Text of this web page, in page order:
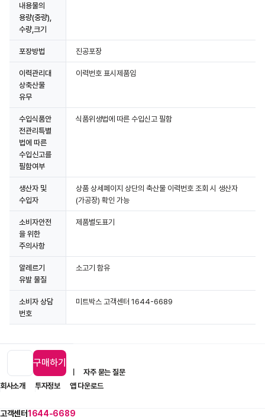
상세정보 더보기
내용물의
용량(중량),
수량,크기
포장방법 진공포장
이력관리대
상축산물
유무
이력번호 표시제품임
수입식품안
전관리특별
법에 따른
수입신고를
필함여부
식품위생법에 따른 수입신고 필함
생산자 및
수입자
상품 상세페이지 상단의 축산물 이력번호 조회 시 생산자
(가공장) 확인 가능
소비자안전
을 위한
주의사항
제품별도표기
알레르기
유발 물질
소고기 함유
소비자 상담
번호
미트박스 고객센터 1644-6689
구매하기
고객센터1644-6689
입점 제휴 문의 1:1 문의
자주 묻는 질문
회사소개
투자정보 앱 다운로드